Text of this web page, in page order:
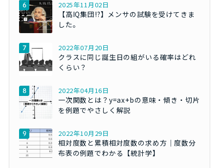
2025年11月02日
【高IQ集団!?】メンサの試験を受けてきま
した。
2022年07月20日
クラスに同じ誕生日の組がいる確率はどれ
くらい？
2022年04月16日
一次関数とは？y=ax+bの意味・傾き・切片
を例題でやさしく解説
2022年10月29日
相対度数と累積相対度数の求め方｜度数分
布表の例題でわかる【統計学】